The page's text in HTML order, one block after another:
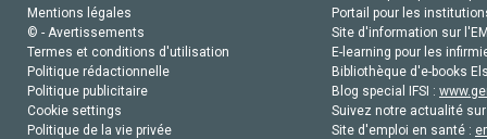
Mentions légales
© - Avertissements
Termes et conditions d'utilisation
Politique rédactionnelle
Politique publicitaire
Cookie settings
Politique de la vie privée
Portail pour les
Site d'information sur
E-learning pour les
Bibliothèque d'e-books
Blog special IFSI :
Suivez notre actualité
Site d'emploi en santé :